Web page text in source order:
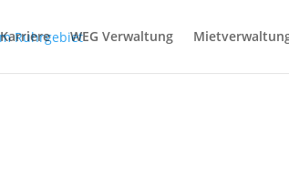
Karriere WEG Verwaltung